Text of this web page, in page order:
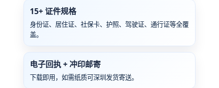
15+ 证件规格
身份证、居住证、社保卡、护照、驾驶证、通行证等全覆
盖。
电子回执 + 冲印邮寄
下载即用，如需纸质可深圳发货寄送。